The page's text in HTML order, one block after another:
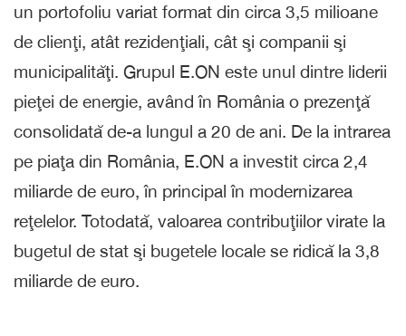
un portofoliu variat format din circa 3,5 milioane
de clienţi, atât rezidenţiali, cât şi companii şi
municipalităţi. Grupul E.ON este unul dintre liderii
pieţei de energie, având în România o prezenţă
consolidată de-a lungul a 20 de ani. De la intrarea
pe piaţa din România, E.ON a investit circa 2,4
miliarde de euro, în principal în modernizarea
reţelelor. Totodată, valoarea contribuţiilor virate la
bugetul de stat şi bugetele locale se ridică la 3,8
miliarde de euro.